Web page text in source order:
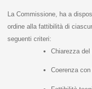
La Commissione, ha a
ordine alla fattibilità di
seguenti criteri:
Chiarezza
Coerenza con